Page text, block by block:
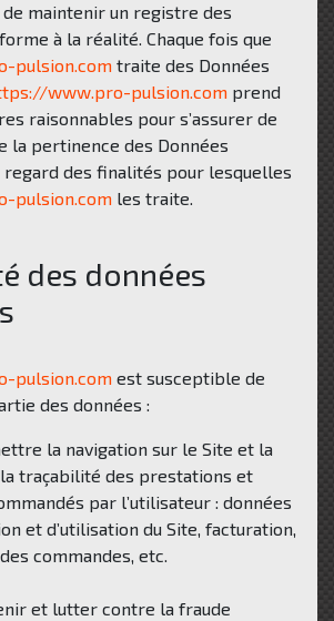
maintenir un registre des
à la réalité. Chaque fois que
pulsion.com traite des Données
www.pro-pulsion.com prend
raisonnables pour s’assurer de
la pertinence des Données
regard des finalités pour lesquelles
pulsion.com les traite.
des données
pulsion.com est susceptible de
des données :
la navigation sur le Site et la
traçabilité des prestations et
par l’utilisateur : données
et d’utilisation du Site, facturation,
commandes, etc.
et lutter contre la fraude